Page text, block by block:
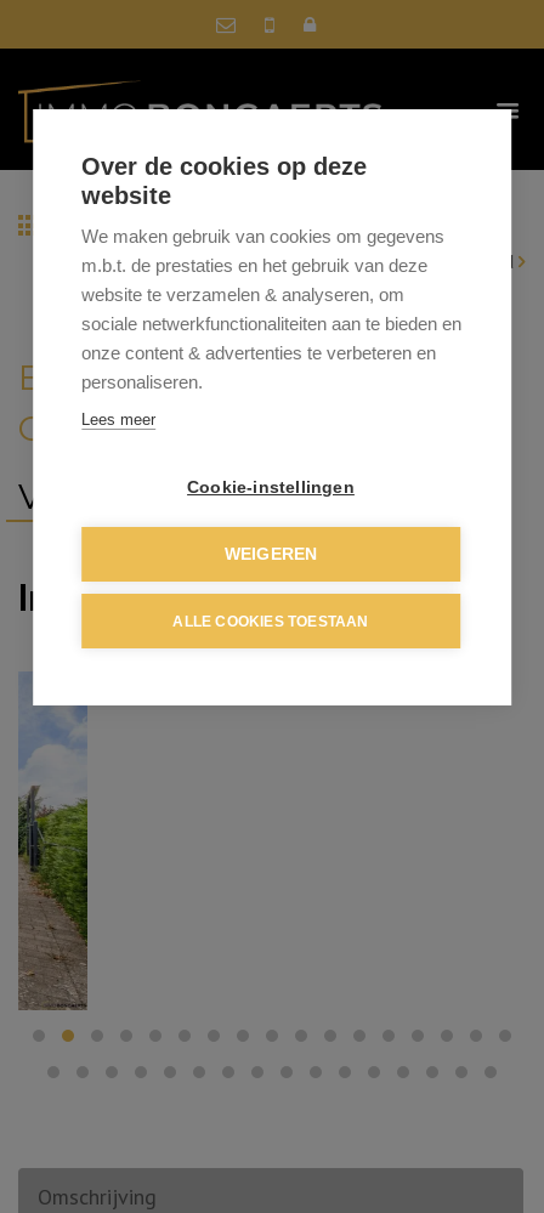
Terug naar overzicht
Vorig pand |Volgend pand
BREEKIEZEL 135, 3670
OUDSBERGEN
VRAAGPRIJS: € 359.000
In optie
Omschrijving
Over de cookies op deze
website
We maken gebruik van cookies om gegevens
m.b.t. de prestaties en het gebruik van deze
website te verzamelen & analyseren, om
sociale netwerkfunctionaliteiten aan te bieden en
onze content & advertenties te verbeteren en
personaliseren.
Lees meer
Cookie-instellingen
WEIGEREN
ALLE COOKIES TOESTAAN